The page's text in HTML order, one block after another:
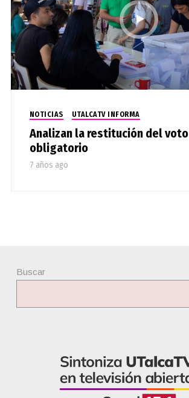
NOTICIAS UTALCATV INFORMA
Analizan la restitución del voto
obligatorio
7 años ago
Buscar